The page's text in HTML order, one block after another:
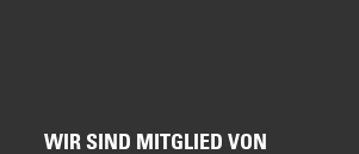
WIR SIND MITGLIED VON